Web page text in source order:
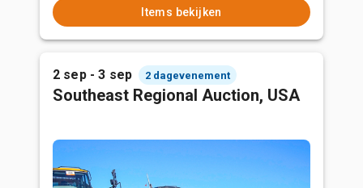
Items bekijken
2 sep - 3 sep 2 dagevenement
Southeast Regional Auction, USA